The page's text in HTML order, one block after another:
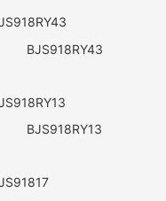
BJS918RY43
BJS918RY13